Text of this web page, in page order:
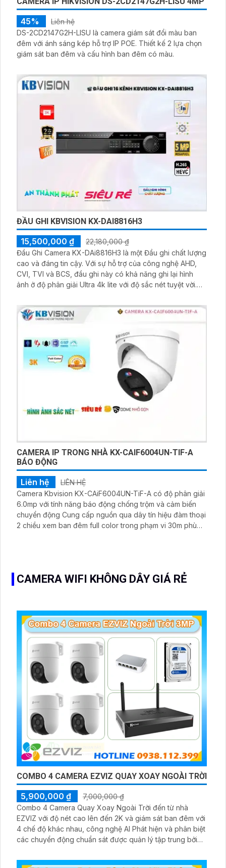
45%
Liên hệ
DS-2CD2147G2H-LISU là camera giám sát đổi màu ban
đêm với ánh sáng kép hỗ trợ IP POE. Thiết kế 2 lựa chọn
giám sát ban đêm và cấu hình ban đêm có màu.
ĐẦU GHI KBVISION KX-DAI8816H3
15,500,000 ₫
22,180,000 ₫
Đầu Ghi Camera KX-DAi8816H3 là một Đầu ghi chất lượng
cao và đáng tin cậy. Với sự hỗ trợ của công nghệ AHD,
CVI, TVI và BCS, đầu ghi này có khả năng ghi lại hình
ảnh ở độ phân giải Ultra 4k lite với độ sắc nét tuyệt vời.
vùng cùng lúc
CAMERA IP TRONG NHÀ KX-CAIF6004UN-TIF-A
BÁO ĐỘNG
Liên hệ
LIÊN HỆ
Camera Kbvision KX-CAiF6004UN-TiF-A có độ phân giải
6.0mp với tính năng báo động chống trộm và cảm biến
chuyển động Cung cấp nguồn qua dây tín hiệu đàm thoại
2 chiều xem ban đêm full color trong phạm vi 30m phù
CAMERA WIFI KHÔNG DÂY GIÁ RẺ
COMBO 4 CAMERA EZVIZ QUAY XOAY NGOÀI TRỜI
5,900,000 ₫
7,000,000 ₫
Combo 4 Camera Quay Xoay Ngoài Trời đến từ nhà
EZVIZ với độ nét cao lên đến 2K và giám sát ban đêm với
4 chế độ khác nhau, công nghệ AI Phát hiện và phân biệt
các chuyển động chuẩn sát được quản lý tập trung bởi